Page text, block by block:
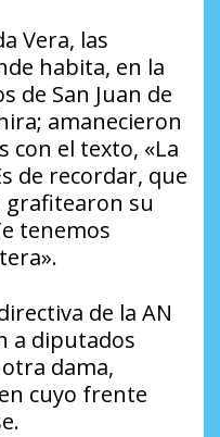
Vera, las
habita, en la
de San Juan de
amanecieron
con el texto, «La
de recordar, que
grafitearon su
tenemos
de la AN
a diputados
dama,
cuyo frente